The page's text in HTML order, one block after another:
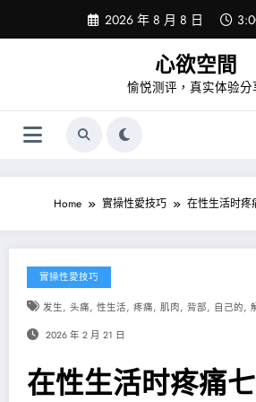
content
2026 年 8 月 8 日
心欲空間
愉悦测评，真实体验分
Home 實操性愛技巧 在性生活时疼
實操性愛技巧
发生, 头痛, 性生活, 疼痛, 肌肉, 背部, 自己的,
2026 年 2 月 21 日
在性生活时疼痛